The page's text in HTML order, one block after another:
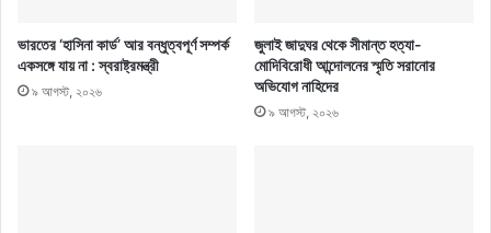
ভারতের ‘হাসিনা কার্ড’ আর বন্ধুত্বপূর্ণ সম্পর্ক
একসঙ্গে যায় না : স্বরাষ্ট্রমন্ত্রী
৯ আগস্ট, ২০২৬
জুলাই জাদুঘর থেকে সীমান্ত হত্যা-
মোদিবিরোধী আন্দোলনের স্মৃতি সরানোর
অভিযোগ নাহিদের
৯ আগস্ট, ২০২৬